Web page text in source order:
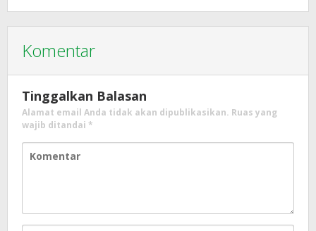
Komentar
Tinggalkan Balasan
Alamat email Anda tidak akan dipublikasikan. Ruas yang
wajib ditandai *